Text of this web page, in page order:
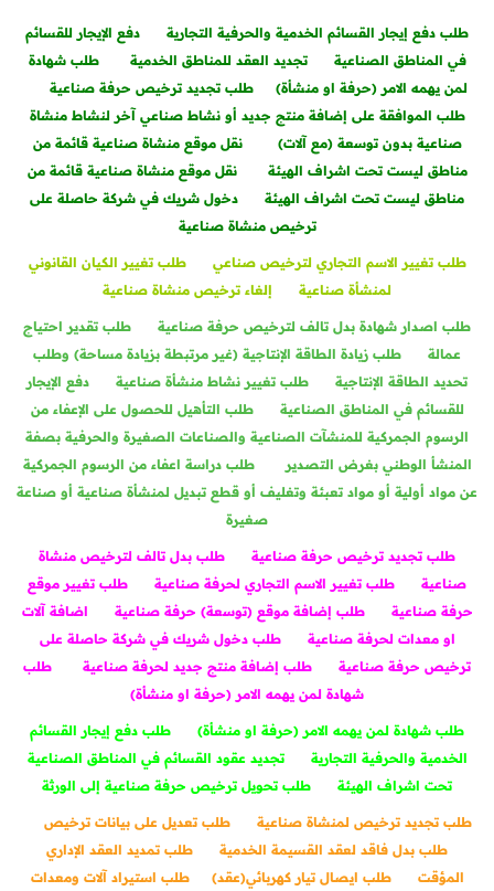
طلب دفع إيجار القسائم الخدمية والحرفية التجارية
دفع الإيجار للقسائم
في المناطق الصناعية
تجديد العقد للمناطق الخدمية
طلب شهادة
لمن يهمه الامر (حرفة او منشأة)
طلب تجديد ترخيص حرفة صناعية
طلب الموافقة على إضافة منتج جديد أو نشاط صناعي آخر لنشاط منشاة
صناعية بدون توسعة (مع آلات)
نقل موقع منشاة صناعية قائمة من
مناطق ليست تحت اشراف الهيئة
نقل موقع منشاة صناعية قائمة من
مناطق ليست تحت اشراف الهيئة
دخول شريك في شركة حاصلة على
ترخيص منشاة صناعية
طلب تغيير الاسم التجاري لترخيص صناعي
طلب تغيير الكيان القانوني
لمنشأة صناعية
إلغاء ترخيص منشاة صناعية
طلب اصدار شهادة بدل تالف لترخيص حرفة صناعية
طلب تقدير احتياج
عمالة
طلب زيادة الطاقة الإنتاجية (غير مرتبطة بزيادة مساحة) وطلب
تحديد الطاقة الإنتاجية
طلب تغيير نشاط منشأة صناعية
دفع الإيجار
للقسائم في المناطق الصناعية
طلب التأهيل للحصول على الإعفاء من
الرسوم الجمركية للمنشآت الصناعية والصناعات الصغيرة والحرفية بصفة
المنشأ الوطني بغرض التصدير
طلب دراسة اعفاء من الرسوم الجمركية
عن مواد أولية أو مواد تعبئة وتغليف أو قطع تبديل لمنشأة صناعية أو صناعة
صغيرة
طلب تجديد ترخيص حرفة صناعية
طلب بدل تالف لترخيص منشاة
صناعية
طلب تغيير الاسم التجاري لحرفة صناعية
طلب تغيير موقع
حرفة صناعية
طلب إضافة موقع (توسعة) حرفة صناعية
اضافة آلات
او معدات لحرفة صناعية
طلب دخول شريك في شركة حاصلة على
ترخيص حرفة صناعية
طلب إضافة منتج جديد لحرفة صناعية
طلب
شهادة لمن يهمه الامر (حرفة او منشأة)
طلب شهادة لمن يهمه الامر (حرفة او منشأة)
طلب دفع إيجار القسائم
الخدمية والحرفية التجارية
تجديد عقود القسائم في المناطق الصناعية
تحت اشراف الهيئة
طلب تحويل ترخيص حرفة صناعية إلى الورثة
طلب تجديد ترخيص لمنشاة صناعية
طلب تعديل على بيانات ترخيص
طلب بدل فاقد لعقد القسيمة الخدمية
طلب تمديد العقد الإداري
المؤقت
طلب ايصال تيار كهربائي(عقد)
طلب استيراد آلات ومعدات